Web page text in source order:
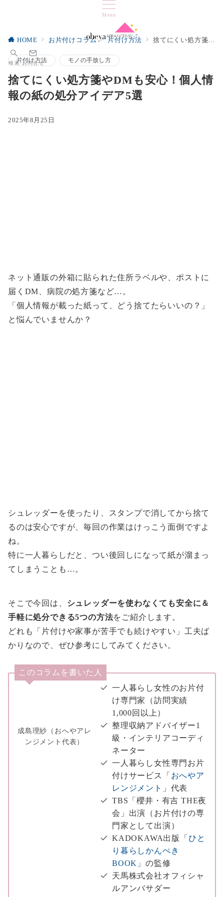
Menu
検索 お問合せ
HOME お片付けコラム 片付け方法 捨てにくい処方箋やDMも安心！個人情報の紙の処分アイデア5選
片付け方法 モノの手放し方
捨てにくい処方箋やDMも安心！個人情
報の紙の処分アイデア5選
2025年8月25日
ネット通販の外箱に貼られた住所ラベルや、ポストに
届くDM、病院の処方箋など…。
「個人情報が載った紙って、どう捨てたらいいの？」
と悩んでいませんか？
シュレッダーを使ったり、スタンプで消してから捨て
るのは安心ですが、毎回の作業はけっこう面倒ですよ
ね。
特に一人暮らしだと、つい後回しになって紙が溜まっ
てしまうことも…。
そこで今回は、 シュレッダーを使わなくても安全に＆
手軽に処分できる5つの方法をご紹介します。
どれも「片付けや家事が苦手でも続けやすい」工夫ば
かりなので、ぜひ参考にしてみてください。
このコラムを書いた人
成島理紗（おへやアレ
ンジメント代表）
一人暮らし女性のお片付
け専門家（訪問実績
1,000回以上）
整理収納アドバイザー1
級・インテリアコーディ
ネーター
一人暮らし女性専門お片
付けサービス「 おへやア
レンジメント
」代表
TBS「櫻井・有吉 THE夜
会」出演（お片付けの専
門家として出演）
KADOKAWA出版「 ひと
り暮らしかんぺき
BOOK 」の監修
天馬株式会社オフィシャ
ルアンバサダー